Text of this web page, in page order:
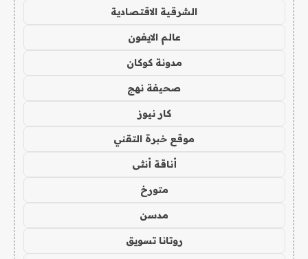
الشرقية الاقتصادية
عالم الايفون
مدونة كوكان
صحيفة نهج
كار نيوز
موقع خبرة التقني
أناقة أنثى
متورخ
مدسن
روتانا تسويق